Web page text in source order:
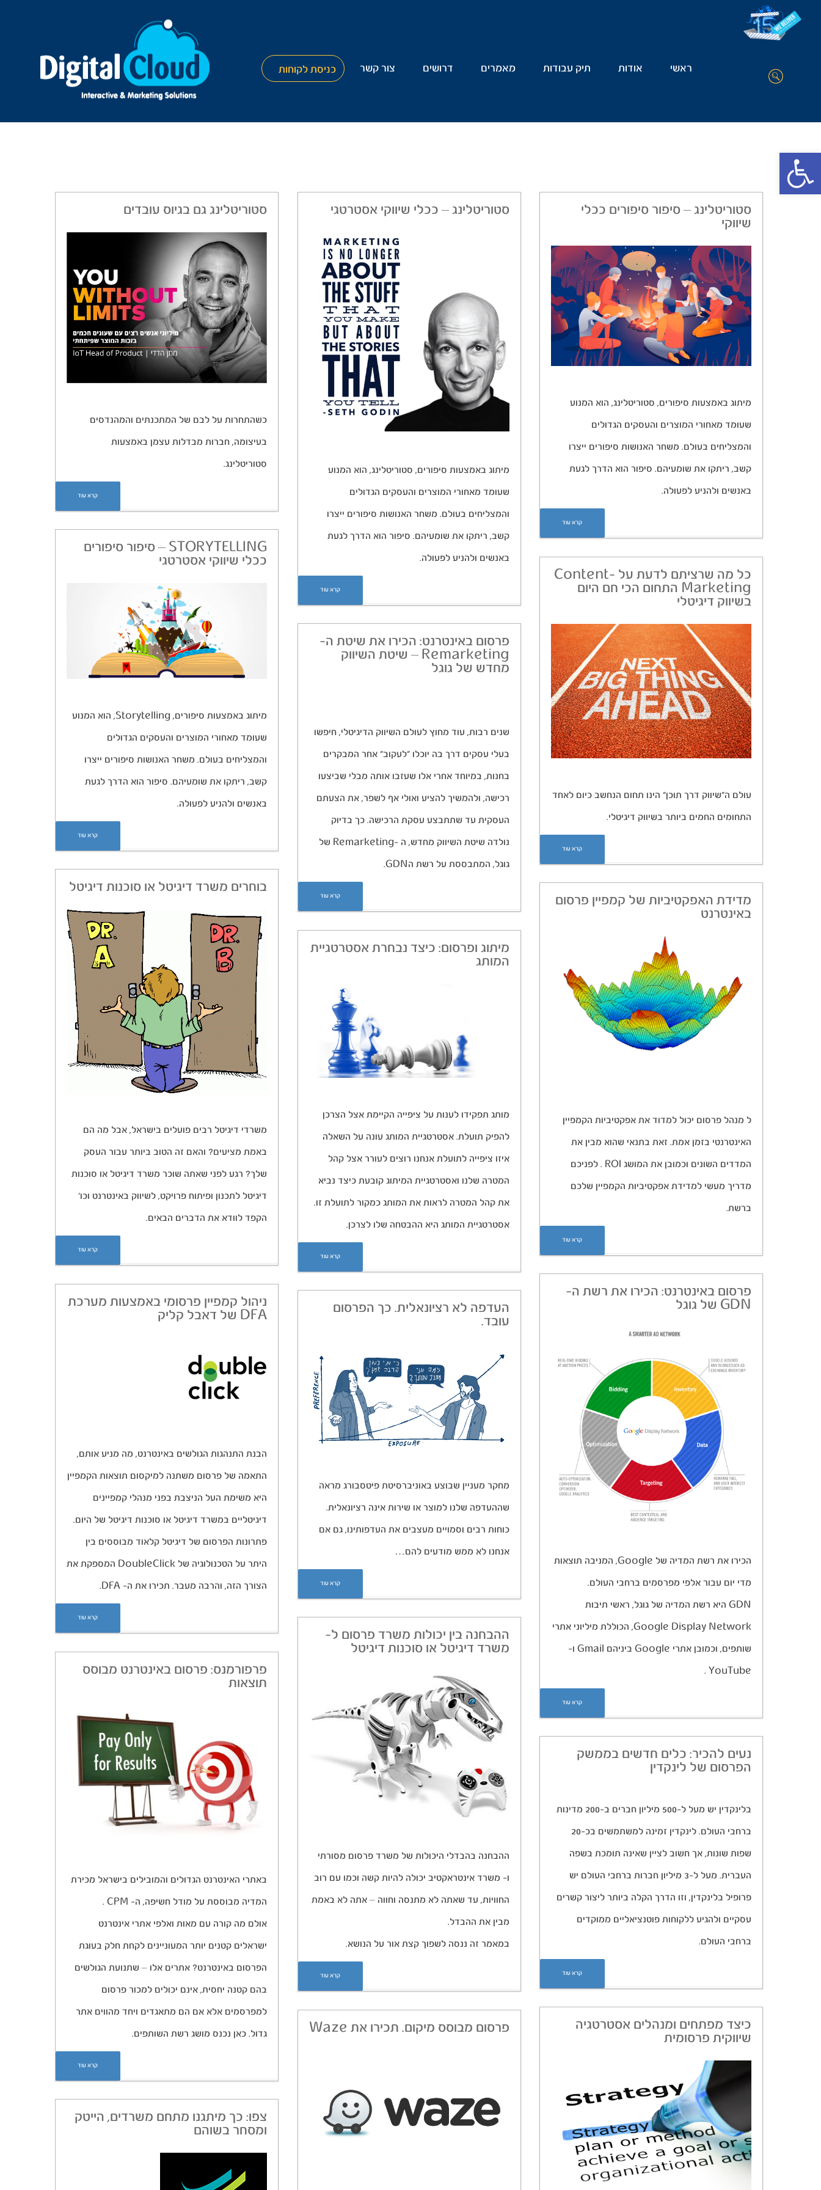
Open toolbar
ראשי אודות תיק עבודות מאמרים דרושים צור קשר כניסת לקוחות
סטוריטלינג גם בגיוס עובדים
כשהתחרות על לבם של המתכנתים והמהנדסים
בעיצומה, חברות מבדלות עצמן באמצעות
סטוריטלינג.
קרא עוד
סטוריטלינג – ככלי שיווקי אסטרטגי
מיתוג באמצעות סיפורים, סטוריטלינג, הוא המנוע
שעומד מאחורי המוצרים והעסקים הגדולים
והמצליחים בעולם. משחר האנושות סיפורים ייצרו
קשב, ריתקו את שומעיהם. סיפור הוא הדרך לגעת
באנשים ולהניע לפעולה.
קרא עוד
סטוריטלינג – סיפור סיפורים ככלי
שיווקי
מיתוג באמצעות סיפורים, סטוריטלינג, הוא המנוע
שעומד מאחורי המוצרים והעסקים הגדולים
והמצליחים בעולם. משחר האנושות סיפורים ייצרו
קשב, ריתקו את שומעיהם. סיפור הוא הדרך לגעת
באנשים ולהניע לפעולה.
קרא עוד
STORYTELLING – סיפור סיפורים
ככלי שיווקי אסטרטגי
מיתוג באמצעות סיפורים, Storytelling, הוא המנוע
שעומד מאחורי המוצרים והעסקים הגדולים
והמצליחים בעולם. משחר האנושות סיפורים ייצרו
קשב, ריתקו את שומעיהם. סיפור הוא הדרך לגעת
באנשים ולהניע לפעולה.
קרא עוד
כל מה שרציתם לדעת על -Content
Marketing התחום הכי חם היום
בשיווק דיגיטלי
עולם ה”שיווק דרך תוכן” הינו תחום הנחשב כיום לאחד
התחומים החמים ביותר בשיווק דיגיטלי.
קרא עוד
פרסום באינטרנט: הכירו את שיטת ה-
Remarketing – שיטת השיווק
מחדש של גוגל
שנים רבות, עוד מחוץ לעולם השיווק הדיגיטלי, חיפשו
בעלי עסקים דרך בה יוכלו “לעקוב” אחר המבקרים
בחנות, במיוחד אחרי אלו שעזבו אותה מבלי שביצעו
רכישה, ולהמשיך להציע ואולי אף לשפר, את הצעתם
העסקית עד שתתבצע עסקת הרכישה. כך בדיוק
נולדה שיטת השיווק מחדש, ה -Remarketing של
גוגל, המתבססת על רשת הGDN.
קרא עוד
בוחרים משרד דיגיטל או סוכנות דיגיטל
משרדי דיגיטל רבים פועלים בישראל, אבל מה הם
באמת מציעים? והאם זה הטוב ביותר עבור העסק
שלך? רגע לפני שאתה שוכר משרד דיגיטל או סוכנות
דיגיטל לתכנון ופיתוח פרויקט, לשיווק באינטרנט וכו’
הקפד לוודא את הדברים הבאים.
קרא עוד
מדידת האפקטיביות של קמפיין פרסום
באינטרנט
ל מנהל פרסום יכול למדוד את אפקטיביות הקמפיין
האינטרנטי בזמן אמת. זאת בתנאי שהוא מבין את
המדדים השונים וכמובן את המושג ROI . לפניכם
מדריך מעשי למדידת אפקטיביות הקמפיין שלכם
ברשת.
קרא עוד
מיתוג ופרסום: כיצד נבחרת אסטרטגיית
המותג
מותג תפקידו לענות על ציפייה הקיימת אצל הצרכן
להפיק תועלת. אסטרטגיית המותג עונה על השאלה
איזו ציפייה לתועלת אנחנו רוצים לעורר אצל קהל
המטרה שלנו ואסטרטגיית המיתוג קובעת כיצד נביא
את קהל המטרה לראות את המותג כמקור לתועלת זו.
אסטרטגיית המותג היא ההבטחה שלו לצרכן.
קרא עוד
פרסום באינטרנט: הכירו את רשת ה-
GDN של גוגל
הכירו את רשת המדיה של Google, המניבה תוצאות
מדי יום עבור אלפי מפרסמים ברחבי העולם.
GDN היא רשת המדיה של גוגל, ראשי תיבות
Google Display Network, הכוללת מיליוני אתרי
שותפים, וכמובן אתרי Google ביניהם Gmail ו-
YouTube .
קרא עוד
ניהול קמפיין פרסומי באמצעות מערכת
DFA של דאבל קליק
הבנת התנהגות הגולשים באינטרנט, מה מניע אותם,
התאמה של פרסום משתנה למיקסום תוצאות הקמפיין
היא משימת העל הניצבת בפני מנהלי קמפיינים
דיגיטליים במשרד דיגיטל או סוכנות דיגיטל של היום.
פתרונות הפרסום של דיגיטל קלאוד מבוססים בין
היתר על הטכנולוגיה של DoubleClick המספקת את
הצורך הזה, והרבה מעבר. תכירו את ה- DFA.
קרא עוד
העדפה לא רציונאלית. כך הפרסום
עובד.
מחקר מעניין שבוצע באוניברסיטת פיטסבורג מראה
שההעדפה שלנו למוצר או שירות אינה רציונאלית.
כוחות רבים וסמויים מעצבים את העדפותינו, גם אם
אנחנו לא ממש מודעים להם…
קרא עוד
ההבחנה בין יכולות משרד פרסום ל-
משרד דיגיטל או סוכנות דיגיטל
ההבחנה בהבדלי היכולות של משרד פרסום מסורתי
ו- משרד אינטראקטיב יכולה להיות קשה וכמו עם רוב
החוויות, עד שאתה לא מתנסה וחווה – אתה לא באמת
מבין את ההבדל.
במאמר זה ננסה לשפוך קצת אור על הנושא.
קרא עוד
פרפורמנס: פרסום באינטרנט מבוסס
תוצאות
באתרי האינטרנט הגדולים והמובילים בישראל מכירת
המדיה מבוססת על מודל חשיפה, ה- CPM .
אולם מה קורה עם מאות ואלפי אתרי אינטרנט
ישראלים קטנים יותר המעוניינים לקחת חלק בעוגת
הפרסום באינטרנט? אתרים אלו – שתנועת הגולשים
בהם קטנה יחסית, אינם יכולים למכור פרסום
למפרסמים אלא אם הם מתאגדים ויחד מהווים אתר
גדול. כאן נכנס מושג רשת השותפים.
קרא עוד
נעים להכיר: כלים חדשים בממשק
הפרסום של לינקדין
בלינקדין יש מעל ל-500 מיליון חברים ב-200 מדינות
ברחבי העולם. לינקדין זמינה למשתמשים בכ-20
שפות שונות, אך חשוב לציין שאינה תומכת בשפה
העברית. מעל ל-3 מיליון חברות ברחבי העולם יש
פרופיל בלינקדין, וזו הדרך הקלה ביותר ליצור קשרים
עסקיים ולהגיע ללקוחות פוטנציאליים ממוקדים
ברחבי העולם.
קרא עוד
כיצד מפתחים ומנהלים אסטרטגיה
שיווקית פרסומית
פרסום מבוסס מיקום. תכירו את Waze
צפו: כך מיתגנו מתחם משרדים, הייטק
ומסחר בשוהם